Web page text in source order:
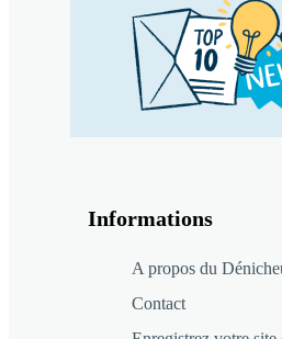
Informations
A propos du
Contact